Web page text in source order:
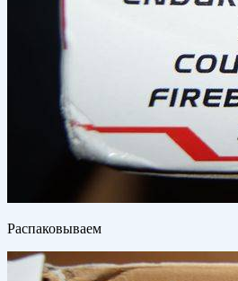
Распаковываем